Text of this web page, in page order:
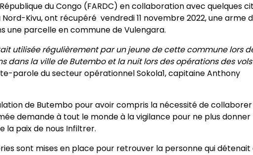
du Congo (FARDC) en collaboration avec quelques
Kivu, ont récupéré vendredi 11 novembre 2022, une arme
une parcelle en commune de Vulengara.
utilisée régulièrement par un jeune de cette commune lors
dans la ville de Butembo et la nuit lors des opérations des
parole du secteur opérationnel Sokola1, capitaine Anthony
de Butembo pour avoir compris la nécessité de
demande à tout le monde à la vigilance pour ne plus donner
la paix de nous Infiltrer.
sont mises en place pour retrouver la personne qui